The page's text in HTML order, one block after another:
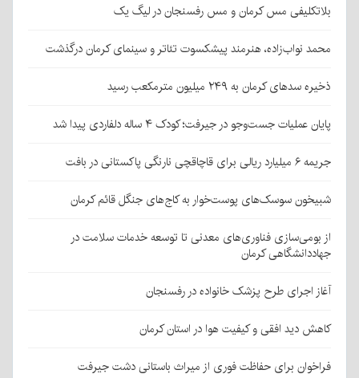
بلاتکلیفی مس کرمان و مس رفسنجان در لیگ یک
محمد نواب‌زاده، هنرمند پیشکسوت تئاتر و سینمای کرمان درگذشت
ذخیره سدهای کرمان به ۲۴۹ میلیون مترمکعب رسید
پایان عملیات جست‌وجو در جیرفت؛ کودک ۴ ساله دلفاردی پیدا شد
جریمه ۶ میلیارد ریالی برای قاچاقچی نارنگی پاکستانی در بافت
شبیخون سوسک‌های پوست‌خوار به کاج‌های جنگل قائم کرمان
از بومی‌سازی فناوری‌های معدنی تا توسعه خدمات سلامت در
جهاددانشگاهی کرمان
آغاز اجرای طرح پزشک خانواده در رفسنجان
کاهش دید افقی و کیفیت هوا در استان کرمان
فراخوان برای حفاظت فوری از میراث باستانی دشت جیرفت